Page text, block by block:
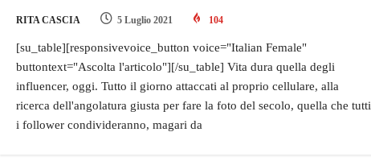
RITA CASCIA 5 Luglio 2021 104
[su_table][responsivevoice_button voice="Italian Female"
buttontext="Ascolta l'articolo"][/su_table] Vita dura quella degli
influencer, oggi. Tutto il giorno attaccati al proprio cellulare, alla
ricerca dell'angolatura giusta per fare la foto del secolo, quella che tutti
i follower condivideranno, magari da